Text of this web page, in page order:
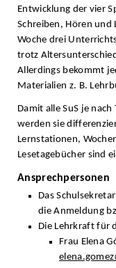
Entwicklung der vier
Schreiben, Hören und
Woche drei
trotz
Allerdings bekommt
Materialien z. B.
Damit alle SuS je
werden sie
Lernstationen,
Lesetagebücher sind
Ansprechpersonen
Das
die Anmeldung
Die Lehrkraft für
Frau Elena